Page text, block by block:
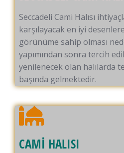
Seccadeli Cami Halısı
karşılayacak en iyi
görünüme sahip olması
yapımından sonra tercih
yenilenecek olan halılarda
başında gelmektedir.
CAMİ HALISI